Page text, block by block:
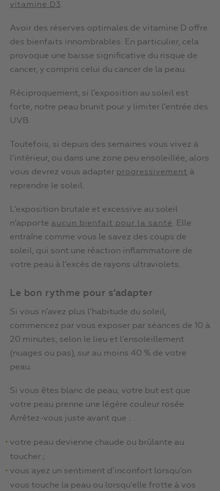
vitamine D3.
Avoir des réserves optimales de vitamine D offre
des bienfaits innombrables. En particulier, cela
provoque une baisse significative du risque de
cancer, y compris celui du cancer de la peau.
Réciproquement, si l’exposition au soleil est
forte, notre peau brunit pour y limiter l’entrée des
UVB.
Toutefois, si depuis des semaines vous vivez à
l’intérieur, ou dans une zone peu ensoleillée, alors
vous devrez vous adapter progressivement à
reprendre le soleil.
L’exposition brutale et excessive au soleil
n’apporte aucun bienfait pour la santé. Elle
entraîne comme vous le savez des coups de
soleil, qui sont une réaction inflammatoire de
votre peau à l’excès de rayons ultraviolets.
Le bon rythme pour s’adapter
Si vous n’avez plus l’habitude du soleil,
commencez par vous exposer par séances de 10 à
20 minutes, selon le lieu et l’ensoleillement
(nuages ou pas), sur au moins 40 % de votre
peau.
Si vous êtes blanc de peau, votre but est que
votre peau prenne une légère couleur rosée.
Arrêtez-vous juste avant que :
votre peau devienne chaude ou brûlante au
toucher ;
vous ayez un sentiment d’inconfort lorsqu’on
vous touche la peau ou lorsqu’elle frotte à vos